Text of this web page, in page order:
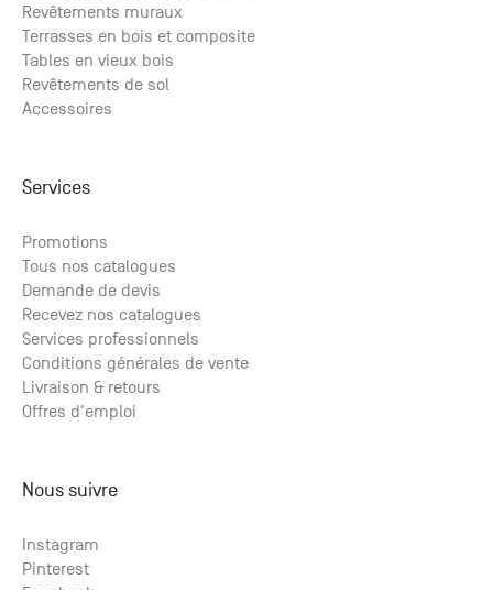
Revêtements muraux
Terrasses en bois et composite
Tables en vieux bois
Revêtements de sol
Accessoires
Services
Promotions
Tous nos catalogues
Demande de devis
Recevez nos catalogues
Services professionnels
Conditions générales de vente
Livraison & retours
Offres d'emploi
Nous suivre
Instagram
Pinterest